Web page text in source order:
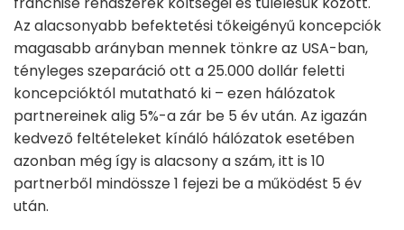
Az alacsonyabb befektetési tőkeigényű koncepciók
magasabb arányban mennek tönkre az USA-ban,
tényleges szeparáció ott a 25.000 dollár feletti
koncepcióktól mutatható ki – ezen hálózatok
partnereinek alig 5%-a zár be 5 év után. Az igazán
kedvező feltételeket kínáló hálózatok esetében
azonban még így is alacsony a szám, itt is 10
partnerből mindössze 1 fejezi be a működést 5 év
után.